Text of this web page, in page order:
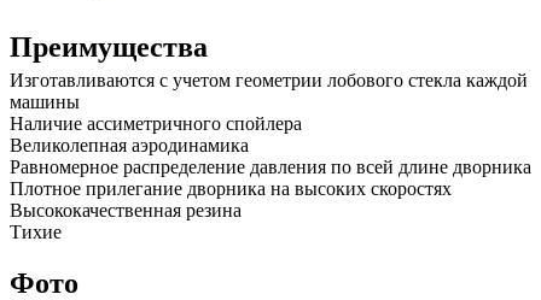
Преимущества
Изготавливаются с учетом геометрии лобового стекла каждой
машины
Наличие ассиметричного спойлера
Великолепная аэродинамика
Равномерное распределение давления по всей длине дворника
Плотное прилегание дворника на высоких скоростях
Высококачественная резина
Тихие
Фото